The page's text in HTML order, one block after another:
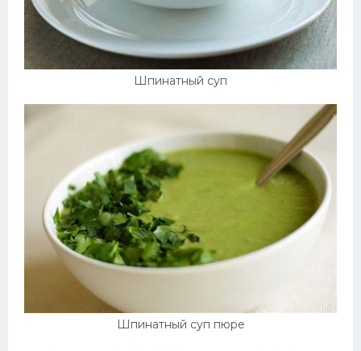
Шпинатный суп
Шпинатный суп пюре